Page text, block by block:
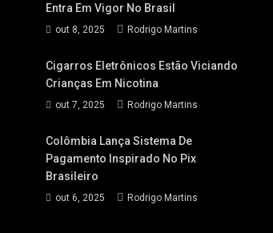
Entra Em Vigor No Brasil
out 8, 2025 Rodrigo Martins
Cigarros Eletrônicos Estão Viciando
Crianças Em Nicotina
out 7, 2025 Rodrigo Martins
Colômbia Lança Sistema De
Pagamento Inspirado No Pix
Brasileiro
out 6, 2025 Rodrigo Martins